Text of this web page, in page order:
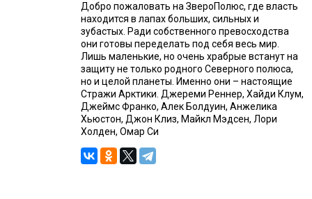
Добро пожаловать на ЗвероПолюс, где власть
находится в лапах больших, сильных и
зубастых. Ради собственного превосходства
они готовы переделать под себя весь мир.
Лишь маленькие, но очень храбрые встанут на
защиту не только родного Северного полюса,
но и целой планеты. Именно они – настоящие
Стражи Арктики. Джереми Реннер, Хайди Клум,
Джеймс Франко, Алек Болдуин, Анжелика
Хьюстон, Джон Клиз, Майкл Мэдсен, Лори
Холден, Омар Си